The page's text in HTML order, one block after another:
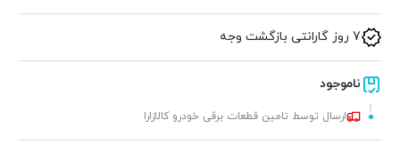
7 روز گارانتی بازگشت وجه
ناموجود
ارسال توسط تامین قطعات برقی خودرو کالازارا